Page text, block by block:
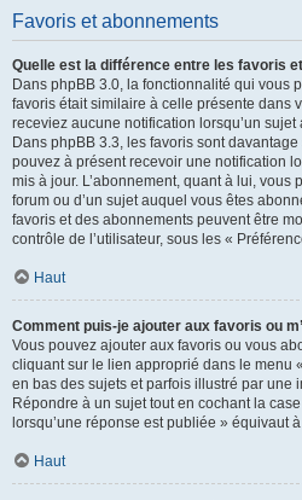
Favoris et abonnements
Quelle est la différence entre les favoris
Dans phpBB 3.0, la fonctionnalité qui vous
favoris était similaire à celle présente dans
receviez aucune notification lorsqu’un
Dans phpBB 3.3, les favoris sont
pouvez à présent recevoir une notification
mis à jour. L’abonnement, quant à lui, vous
forum ou d’un sujet auquel vous êtes
favoris et des abonnements peuvent être
contrôle de l’utilisateur, sous les «
Haut
Comment puis-je ajouter aux favoris ou
Vous pouvez ajouter aux favoris ou vous
cliquant sur le lien approprié dans le menu
en bas des sujets et parfois illustré par une
Répondre à un sujet tout en cochant la
lorsqu’une réponse est publiée » équivaut
Haut